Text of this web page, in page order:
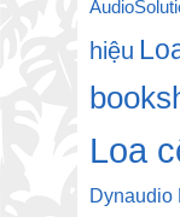
hiệu
Loa
Dynaudio